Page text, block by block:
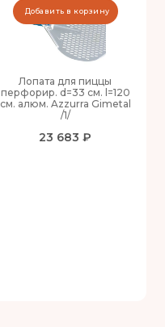
Лопата для пиццы
перфорир. d=33 см. l=120
см. алюм. Azzurra Gimetal
/1/
23 683 ₽
Добавить в корзину